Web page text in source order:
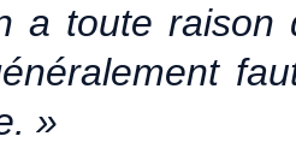
a toute raison
»